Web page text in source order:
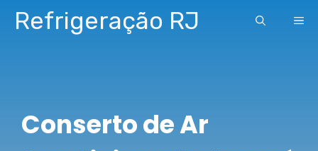
Pular
paraRefrigeração RJ
Conserto de Ar